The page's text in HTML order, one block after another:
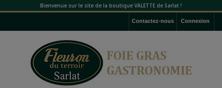
Bienvenue sur le site de la boutique VALETTE de Sarlat !
Connexion
Contactez-nous